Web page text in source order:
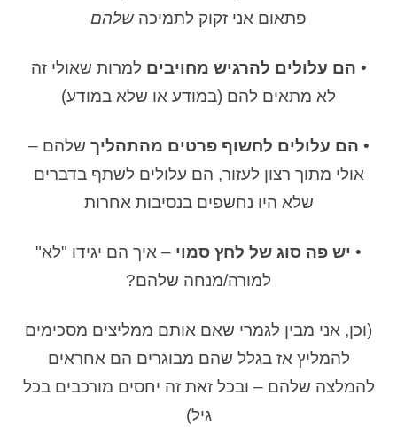
פתאום אני זקוק לתמיכהשלהם
• הם עלולים להרגיש מחויבים למרות שאולי זה
לא מתאים להם (במודע או שלא במודע)
• הם עלולים לחשוף פרטים מהתהליך שלהם –
אולי מתוך רצון לעזור, הם עלולים לשתף בדברים
שלא היו נחשפים בנסיבות אחרות
• יש פה סוג של לחץ סמוי – איך הם יגידו "לא"
למורה/מנחה שלהם?
(וכן, אני מבין לגמרי שאם אותם ממליצים מסכימים
להמליץ אז בגלל שהם מבוגרים הם אחראים
להמלצה שלהם – ובכל זאת זה יחסים מורכבים בכל
גיל)